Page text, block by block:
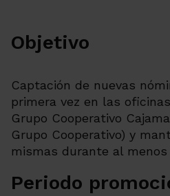
Objetivo
Captación de nuevas
primera vez en las
Grupo Cooperativo
Grupo Cooperativo) y
mismas durante al menos
Periodo